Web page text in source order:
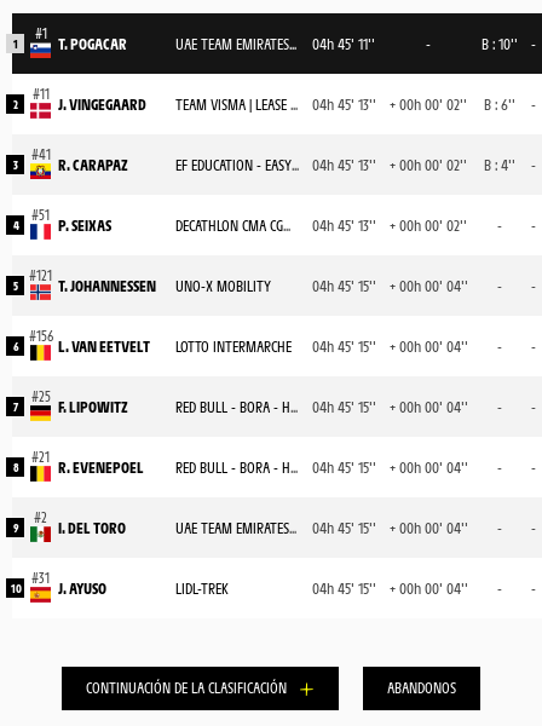
1 T. POGACAR UAE TEAM EMIRATES XRG 04h 45' 11'' - B : 10'' -
2 J. VINGEGAARD TEAM VISMA | LEASE A BIKE 04h 45' 13'' + 00h 00' 02'' B : 6'' -
3 R. CARAPAZ EF EDUCATION - EASYPOST 04h 45' 13'' + 00h 00' 02'' B : 4'' -
4 P. SEIXAS DECATHLON CMA CGM TEAM 04h 45' 13'' + 00h 00' 02'' - -
5 T. JOHANNESSEN UNO-X MOBILITY 04h 45' 15'' + 00h 00' 04'' - -
6 L. VAN EETVELT LOTTO INTERMARCHE 04h 45' 15'' + 00h 00' 04'' - -
7 F. LIPOWITZ RED BULL - BORA - HANSGROHE 04h 45' 15'' + 00h 00' 04'' - -
8 R. EVENEPOEL RED BULL - BORA - HANSGROHE 04h 45' 15'' + 00h 00' 04'' - -
9 I. DEL TORO UAE TEAM EMIRATES XRG 04h 45' 15'' + 00h 00' 04'' - -
10 J. AYUSO LIDL-TREK 04h 45' 15'' + 00h 00' 04'' - -
CONTINUACIÓN DE LA CLASIFICACIÓN ABANDONOS